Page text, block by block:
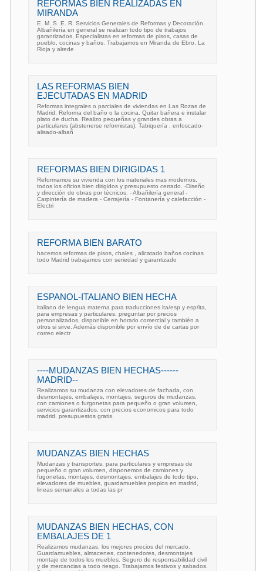
REFORMAS BIEN REALIZADAS EN
MIRANDA
E. M. S. E. R. Servicios Generales de Reformas y Decoración.
Albañilería en general se realizan todo tipo de trabajos
garantizados, Especialistas en reformas de pisos, casas de
pueblo, cocinas y baños. Trabajamos en Miranda de Ebro, La
Rioja y alrede
LAS REFORMAS BIEN
EJECUTADAS EN MADRID
Reformas integrales o parciales de viviendas en Las Rozas de
Madrid. Reforma del baño o la cocina. Quitar bañera e instalar
plato de ducha. Realizo pequeñas y grandes obras a
particulares (abstenerse reformistas). Tabiquería , enfoscado-
alisado-albañ
REFORMAS BIEN DIRIGIDAS 1
Reformamos su vivienda con los materiales mas modernos,
todos los oficios bien dirigidos y presupuesto cerrado. -Diseño
y dirección de obras por técnicos. - Albañilería general -
Carpintería de madera - Cerrajería - Fontanería y calefacción -
Electri
REFORMA BIEN BARATO
hacemos reformas de pisos, chales , alicatado baños cocinas
todo Madrid trabajamos con seriedad y garantizado
ESPANOL-ITALIANO BIEN HECHA
italiano de lengua materna para traducciones ita/esp y esp/ita,
para empresas y particulares. preguntar por precios
personalizados, disponible en horario comercial y también a
otros si sirve. Además disponible por envío de de cartas por
correo electr
----MUDANZAS BIEN HECHAS------
MADRID--
Realizamos su mudanza con elevadores de fachada, con
desmontajes, embalajes, montajes, seguros de mudanzas,
con camiones o furgonetas para pequeño o gran volumen,
servicios garantizados, con precios economicos para todo
madrid. presupuestos gratis.
MUDANZAS BIEN HECHAS
Mudanzas y transportes, para particulares y empresas de
pequeño o gran volumen, disponemos de camiones y
fugonetas, montajes, desmontajes, embalajes de todo tipo,
elevadores de muebles, guardamuebles propios en madrid,
lineas semanales a todas las pr
MUDANZAS BIEN HECHAS, CON
EMBALAJES DE 1
Realizamos mudanzas, los mejores precios del mercado.
Guardamuebles, almacenes, contenedores, desmontajes
montaje de todos los muebles. Seguro de responsabilidad civil
y de mercancias a todo riesgo. Trabajamos festivos y sabados.